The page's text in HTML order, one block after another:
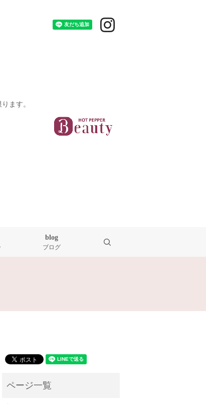
ます。
blog
ブログ